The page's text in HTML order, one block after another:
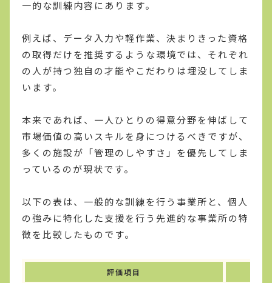
一的な訓練内容にあります。
例えば、データ入力や軽作業、決まりきった資格
の取得だけを推奨するような環境では、それぞれ
の人が持つ独自の才能やこだわりは埋没してしま
います。
本来であれば、一人ひとりの得意分野を伸ばして
市場価値の高いスキルを身につけるべきですが、
多くの施設が「管理のしやすさ」を優先してしま
っているのが現状です。
以下の表は、一般的な訓練を行う事業所と、個人
の強みに特化した支援を行う先進的な事業所の特
徴を比較したものです。
評価項目